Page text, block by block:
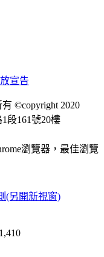
宣告
©copyright 2020
段161號20樓
瀏覽器，最佳瀏覽